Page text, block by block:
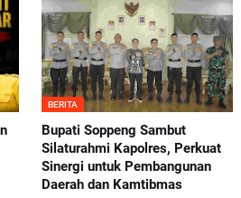
BERITA
Bupati Soppeng Sambut
Silaturahmi Kapolres, Perkuat
Sinergi untuk Pembangunan
Daerah dan Kamtibmas